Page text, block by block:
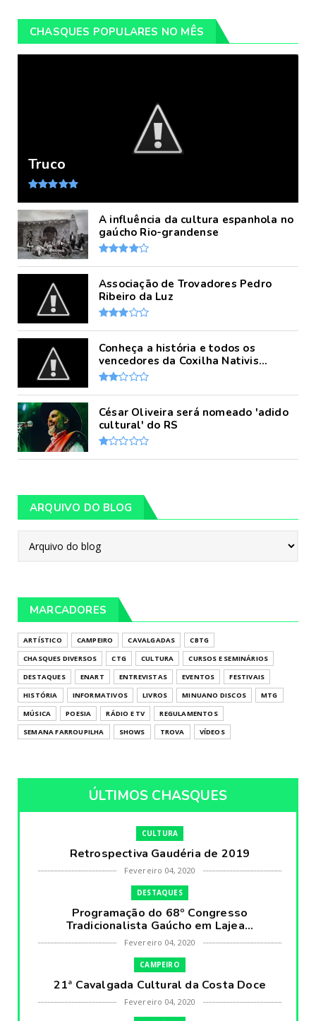
CHASQUES POPULARES NO MÊS
Truco
A influência da cultura espanhola no
gaúcho Rio-grandense
Associação de Trovadores Pedro
Ribeiro da Luz
Conheça a história e todos os
vencedores da Coxilha Nativis...
César Oliveira será nomeado 'adido
cultural' do RS
ARQUIVO DO BLOG
MARCADORES
ARTÍSTICO CAMPEIRO CAVALGADAS
CBTG
CHASQUES DIVERSOS
CTG CULTURA
CURSOS E SEMINÁRIOS
DESTAQUES
ENART ENTREVISTAS EVENTOS
FESTIVAIS
HISTÓRIA
INFORMATIVOS LIVROS MINUANO DISCOS
MTG
MÚSICA
POESIA RÁDIO E TV
REGULAMENTOS
SEMANA FARROUPILHA
SHOWS TROVA VÍDEOS
ÚLTIMOS CHASQUES
CULTURA
Retrospectiva Gaudéria de 2019
Fevereiro 04, 2020
DESTAQUES
Programação do 68º Congresso
Tradicionalista Gaúcho em Lajea...
Fevereiro 04, 2020
CAMPEIRO
21ª Cavalgada Cultural da Costa Doce
Fevereiro 04, 2020